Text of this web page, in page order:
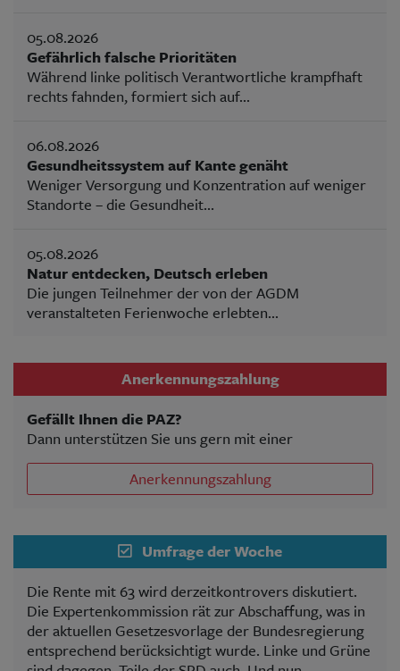
05.08.2026
Gefährlich falsche Prioritäten
Während linke politisch Verantwortliche krampfhaft
rechts fahnden, formiert sich auf...
06.08.2026
Gesundheitssystem auf Kante genäht
Weniger Versorgung und Konzentration auf weniger
Standorte – die Gesundheit...
05.08.2026
Natur entdecken, Deutsch erleben
Die jungen Teilnehmer der von der AGDM
veranstalteten Ferienwoche erlebten...
Anerkennungszahlung
Gefällt Ihnen die PAZ?
Dann unterstützen Sie uns gern mit einer
Anerkennungszahlung
Umfrage der Woche
Die Rente mit 63 wird derzeitkontrovers diskutiert.
Die Expertenkommission rät zur Abschaffung, was in
der aktuellen Gesetzesvorlage der Bundesregierung
entsprechend berücksichtigt wurde. Linke und Grüne